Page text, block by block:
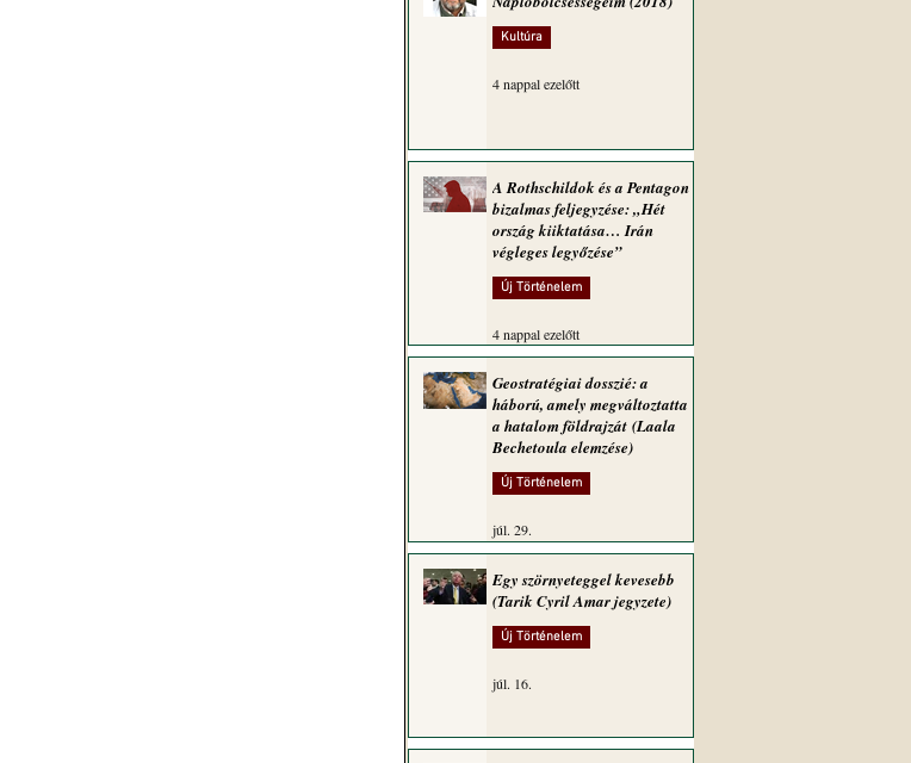
Kultúra
4 nappal ezelőtt
A Rothschildok és a Pentagon
bizalmas feljegyzése: „Hét
ország kiiktatása… Irán
végleges legyőzése”
Új Történelem
4 nappal ezelőtt
Geostratégiai dosszié: a
háború, amely megváltoztatta
a hatalom földrajzát (Laala
Bechetoula elemzése)
Új Történelem
júl. 29.
Egy szörnyeteggel kevesebb
(Tarik Cyril Amar jegyzete)
Új Történelem
júl. 16.